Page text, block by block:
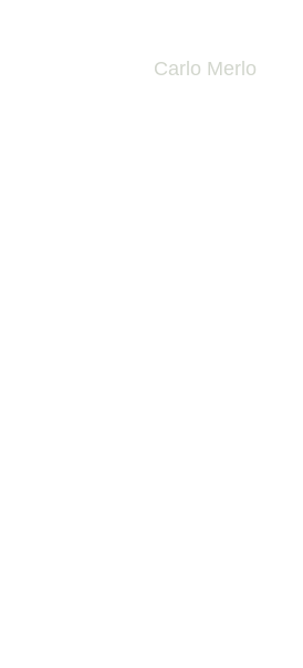
Carlo Merlo